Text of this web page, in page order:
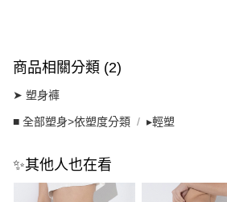
商品相關分類 (2)
➤ 塑身褲
■ 全部塑身>依塑度分類 ▸輕塑
✨其他人也在看